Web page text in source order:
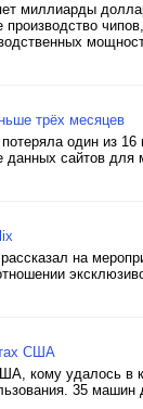
миллиарды
производство
трёх месяцев
один из
сайтов для
на
США
кому удалось в
35